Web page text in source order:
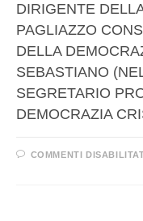
DIRIGENTE
PAGLIAZZO
DELLA
SEBASTIANO
SEGRETARIO
DEMOCRAZIA
COMMENTI